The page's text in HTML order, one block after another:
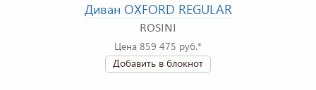
Диван OXFORD REGULAR
ROSINI
Цена 859 475 руб.*
Добавить в блокнот